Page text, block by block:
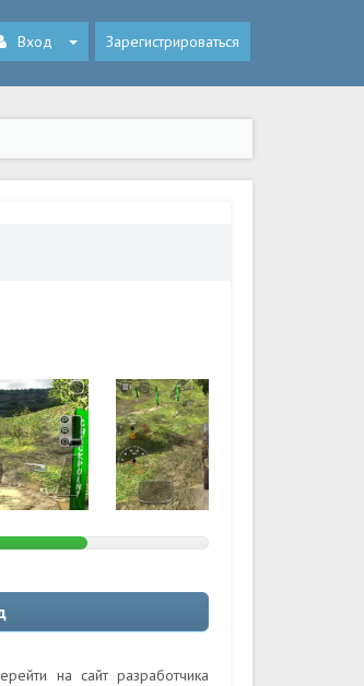
Вход Зарегистрироваться
на сайт разработчика